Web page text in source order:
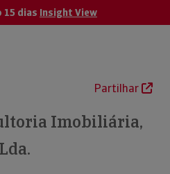
dias Insight View
Partilhar
Imobiliária,
Lda.